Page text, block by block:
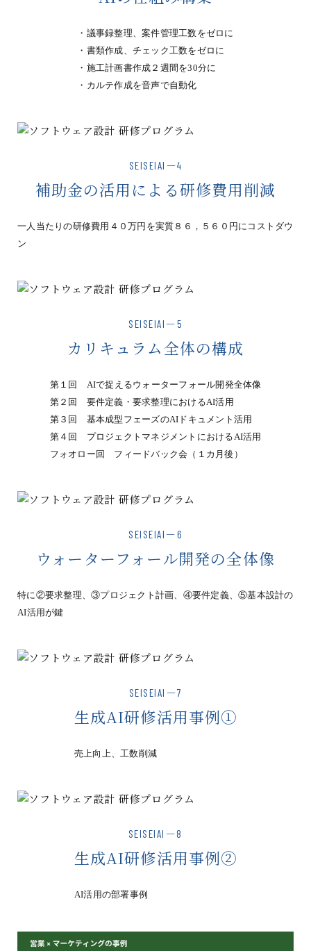
・議事録整理、案件管理工数をゼロに
・書類作成、チェック工数をゼロに
・施工計画書作成２週間を30分に
・カルテ作成を音声で自動化
SEISEIAI－4
補助金の活用による研修費用削減
一人当たりの研修費用４０万円を実質８６，５６０円にコストダウ
ン
SEISEIAI－5
カリキュラム全体の構成
第１回 AIで捉えるウォーターフォール開発全体像
第２回 要件定義・要求整理におけるAI活用
第３回 基本成型フェーズのAIドキュメント活用
第４回 プロジェクトマネジメントにおけるAI活用
フォオロー回 フィードバック会（１カ月後）
SEISEIAI－6
ウォーターフォール開発の全体像
特に②要求整理、③プロジェクト計画、④要件定義、⑤基本設計の
AI活用が鍵
SEISEIAI－7
生成AI研修活用事例①
売上向上、工数削減
SEISEIAI－8
生成AI研修活用事例②
AI活用の部署事例